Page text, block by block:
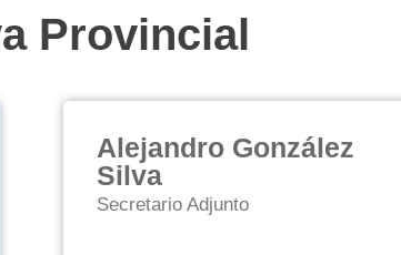
Provincial
Alejandro González
Silva
Secretario Adjunto